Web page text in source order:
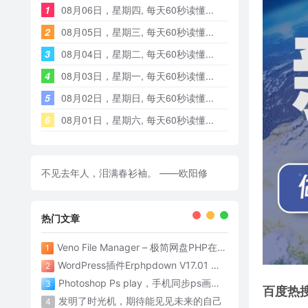
百度热
1
08月06日，星期四, 每天60秒读懂...
2
08月05日，星期三, 每天60秒读懂...
3
08月04日，星期二, 每天60秒读懂...
4
08月03日，星期一, 每天60秒读懂...
5
08月02日，星期日, 每天60秒读懂...
6
08月01日，星期六, 每天60秒读懂...
不见去年人，泪满春衫袖。 ——欧阳修
热门文章
1 Veno File Manager – 极简网盘PHP在线网盘系统- v4.1
2 WordPress插件Erphpdown V17.01 为网站添加付费下载功能
3 Photoshop Ps play，手机同步ps画面神器
4 发明了时光机，期待能见见未来的自己